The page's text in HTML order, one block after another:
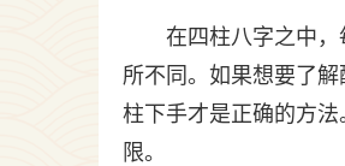
在四柱八字之中
所不同。如果想要了
柱下手才是正确的方
限。